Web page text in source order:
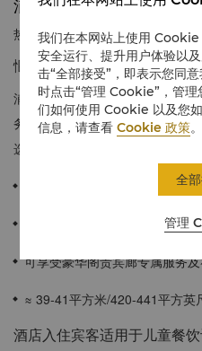
热线电话 1 866 565 5050
惬意奢华
浦江楼豪华阁豪华客房让宾客既
务，又能享受豪华阁贴心礼遇，
选择。
宽敞的浴室配备独立淋浴间和
可享受豪华阁贵宾廊专属服务
≈ 39-41平方米/420-441平方英
酒店入住宾客适用于儿童餐饮
我们在本网站上使用
安全运行、提升用户体验以
击“全部接受”，即表示您同
时点击“管理 Cookie”，管
们如何使用 Cookie 以及您
信息，请查看Cookie 政策。
管理
全